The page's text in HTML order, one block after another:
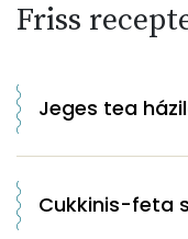
Friss
Jeges tea
Cukkinis-feta